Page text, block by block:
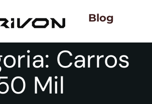
Blog
Carros
Mil